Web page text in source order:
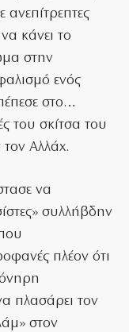
κάνει το
στην
ενός
στο…
του σκίτσα του
Αλλάχ.
να
συλλήβδην
πλέον ότι
πλασάρει τον
στον